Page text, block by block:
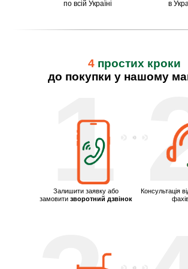
по всій Україні в
1
Залишити заявку або
замовити зворотний дзвінок
Консультація
4 простих кроки
до покупки у нашому